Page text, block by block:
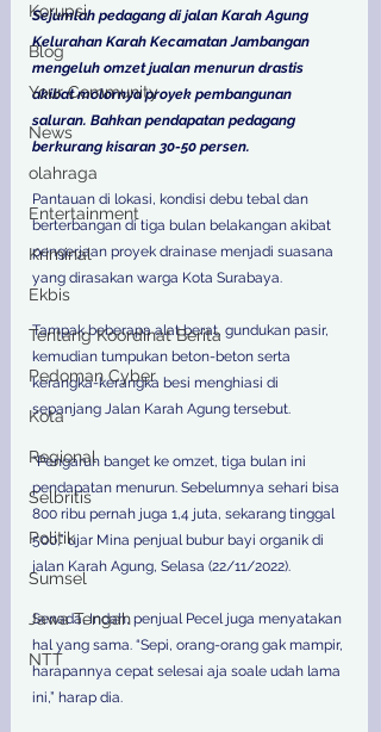
Korupsi
Blog
Your Community
News
olahraga
Entertainment
Kriminal
Ekbis
Tentang Koordinat Berita
Pedoman Cyber
Kota
Regional
Selbritis
Politik
Sumsel
Jawa Tengah
NTT
Sejumlah pedagang di jalan Karah Agung
Kelurahan Karah Kecamatan Jambangan
mengeluh omzet jualan menurun drastis
akibat molornya proyek pembangunan
saluran. Bahkan pendapatan pedagang
berkurang kisaran 30-50 persen.
Pantauan di lokasi, kondisi debu tebal dan
berterbangan di tiga bulan belakangan akibat
pengerjaan proyek drainase menjadi suasana
yang dirasakan warga Kota Surabaya.
Tampak beberapa alat berat, gundukan pasir,
kemudian tumpukan beton-beton serta
kerangka-kerangka besi menghiasi di
sepanjang Jalan Karah Agung tersebut.
“Pengaruh banget ke omzet, tiga bulan ini
pendapatan menurun. Sebelumnya sehari bisa
800 ribu pernah juga 1,4 juta, sekarang tinggal
500,” ujar Mina penjual bubur bayi organik di
jalan Karah Agung, Selasa (22/11/2022).
Senada, Indah, penjual Pecel juga menyatakan
hal yang sama. “Sepi, orang-orang gak mampir,
harapannya cepat selesai aja soale udah lama
ini,” harap dia.